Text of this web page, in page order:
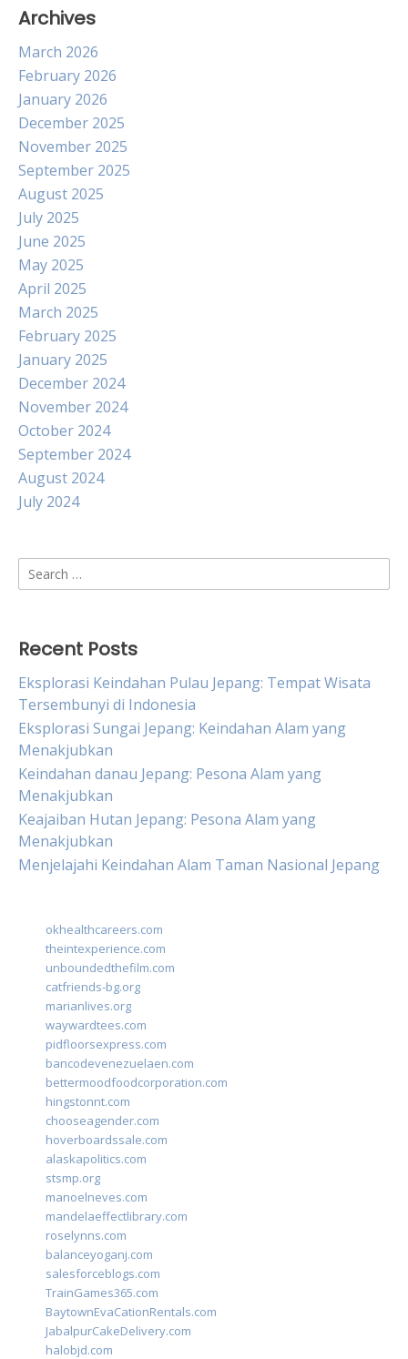
Archives
March 2026
February 2026
January 2026
December 2025
November 2025
September 2025
August 2025
July 2025
June 2025
May 2025
April 2025
March 2025
February 2025
January 2025
December 2024
November 2024
October 2024
September 2024
August 2024
July 2024
Search
for:
Recent Posts
Eksplorasi Keindahan Pulau Jepang: Tempat Wisata
Tersembunyi di Indonesia
Eksplorasi Sungai Jepang: Keindahan Alam yang
Menakjubkan
Keindahan danau Jepang: Pesona Alam yang
Menakjubkan
Keajaiban Hutan Jepang: Pesona Alam yang
Menakjubkan
Menjelajahi Keindahan Alam Taman Nasional Jepang
okhealthcareers.com
theintexperience.com
unboundedthefilm.com
catfriends-bg.org
marianlives.org
waywardtees.com
pidfloorsexpress.com
bancodevenezuelaen.com
bettermoodfoodcorporation.com
hingstonnt.com
chooseagender.com
hoverboardssale.com
alaskapolitics.com
stsmp.org
manoelneves.com
mandelaeffectlibrary.com
roselynns.com
balanceyoganj.com
salesforceblogs.com
TrainGames365.com
BaytownEvaCationRentals.com
JabalpurCakeDelivery.com
halobjd.com